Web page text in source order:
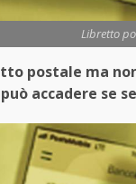
Libretto
postale ma
accadere se